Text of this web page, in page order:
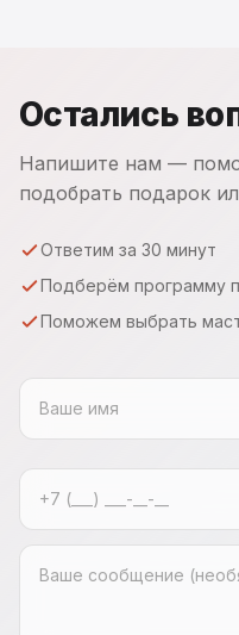
Остались
Напишите нам —
подобрать подарок
Ответим за 30 минут
Подберём программу
Поможем выбрать